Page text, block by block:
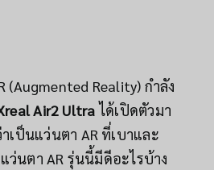
(Augmented Reality) กำลัง
Air2 Ultra ได้เปิดตัวมา
ป็นแว่นตา AR ที่เบาและ
นตา AR รุ่นนี้มีดีอะไรบ้าง